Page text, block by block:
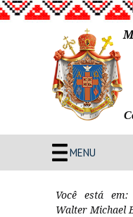
MENU
Você está em:
Walter Michael